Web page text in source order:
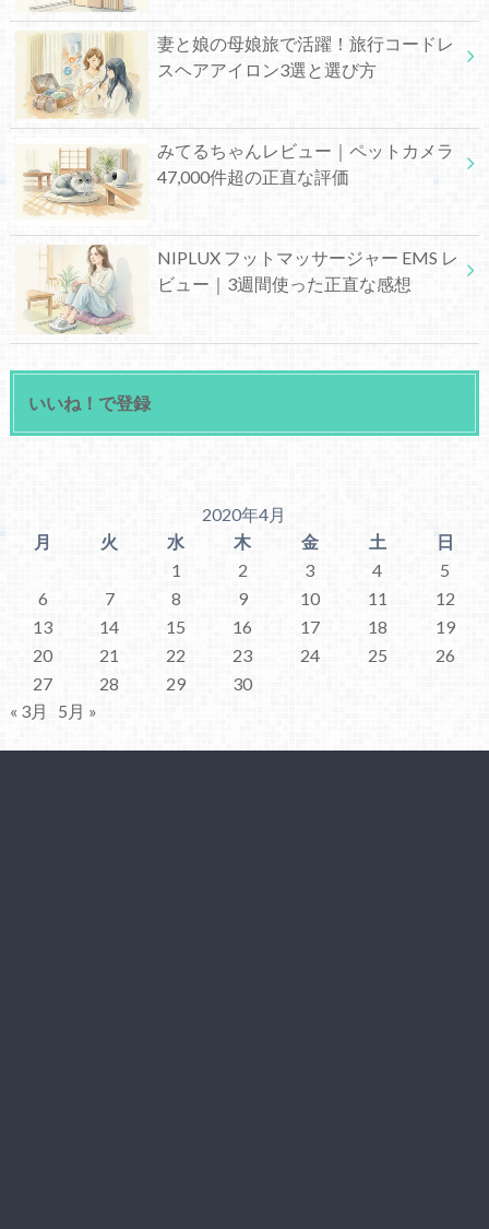
妻と娘の母娘旅で活躍！旅行コードレ
スヘアアイロン3選と選び方
みてるちゃんレビュー｜ペットカメラ
47,000件超の正直な評価
NIPLUX フットマッサージャー EMS レ
ビュー｜3週間使った正直な感想
いいね！で登録
2020年4月
月
火 水 木 金 土
日
1
2 3 4
5
6
7 8 9 10 11
12
13
14 15 16 17 18
19
20
21 22 23 24 25
26
27
28 29
30
« 3月
5月 »